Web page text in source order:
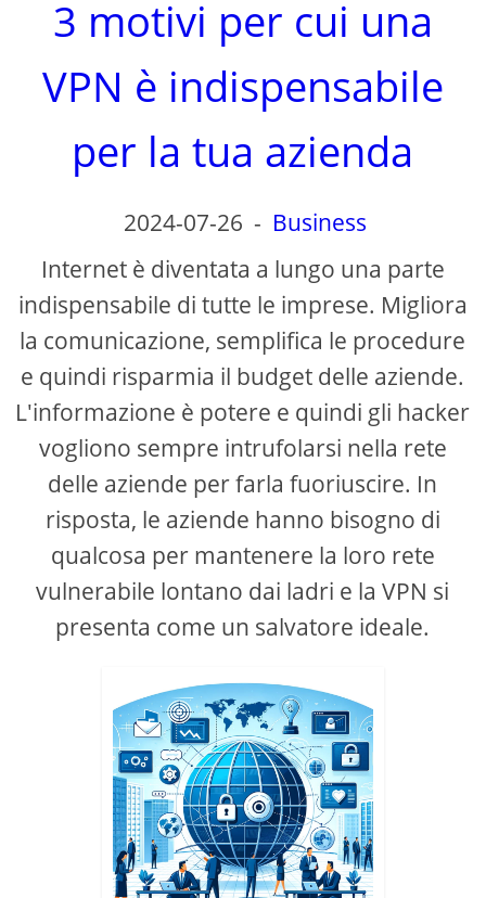
3 motivi per cui una
VPN è indispensabile
per la tua azienda
2024-07-26 - Business
Internet è diventata a lungo una parte
indispensabile di tutte le imprese. Migliora
la comunicazione, semplifica le procedure
e quindi risparmia il budget delle aziende.
L'informazione è potere e quindi gli hacker
vogliono sempre intrufolarsi nella rete
delle aziende per farla fuoriuscire. In
risposta, le aziende hanno bisogno di
qualcosa per mantenere la loro rete
vulnerabile lontano dai ladri e la VPN si
presenta come un salvatore ideale.